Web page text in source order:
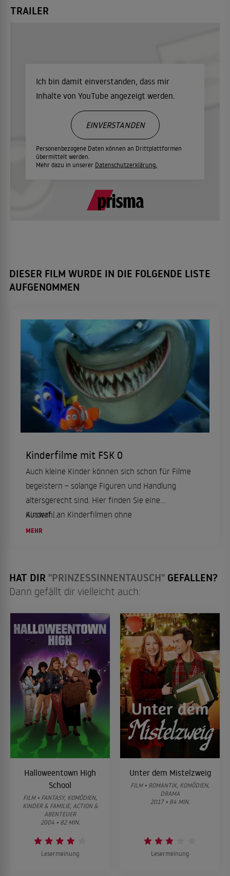
TRAILER
Ich bin damit einverstanden, dass mir
Inhalte von YouTube angezeigt werden.
Personenbezogene Daten können an Drittplattformen
übermittelt werden.
Mehr dazu in unserer Datenschutzerklärung.
EINVERSTANDEN
DIESER FILM WURDE IN DIE FOLGENDE LISTE
AUFGENOMMEN
Kinderfilme mit FSK 0
Auch kleine Kinder können sich schon für Filme
begeistern – solange Figuren und Handlung
altersgerecht sind. Hier finden Sie eine
Auswahl an Kinderfilmen ohne
Altersbeschränkung für die ganze Familie.
Kinderf...
MEHR
HAT DIR "PRINZESSINNENTAUSCH" GEFALLEN?
Dann gefällt dir vielleicht auch:
Halloweentown High
School
FILM • FANTASY, KOMÖDIEN,
KINDER & FAMILIE, ACTION &
ABENTEUER
2004 • 82 MIN.
Lesermeinung
Unter dem Mistelzweig
FILM • ROMANTIK, KOMÖDIEN,
DRAMA
2017 • 84 MIN.
Lesermeinung